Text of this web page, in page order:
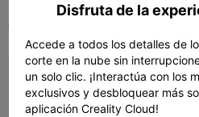
Capa de 0,2
relleno
 52m 38s
Disfruta de la
Accede a todos los detalles de
corte en la nube sin
un solo clic. ¡Interactúa con los
exclusivos y desbloquear más
aplicación Creality Cloud!